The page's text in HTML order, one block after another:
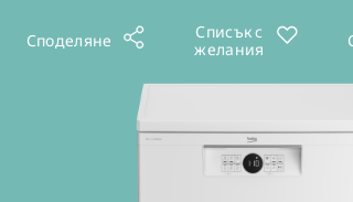
Споделяне
Списък с
желания